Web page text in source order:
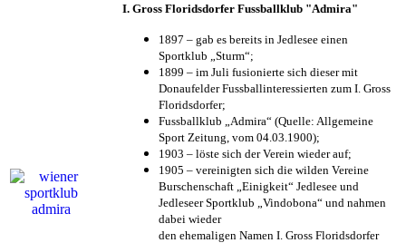
I. Gross Floridsdorfer Fussballklub "Admira"
1897 – gab es bereits in Jedlesee einen
Sportklub „Sturm“;
1899 – im Juli fusionierte sich dieser mit
Donaufelder Fussballinteressierten zum I. Gross
Floridsdorfer;
Fussballklub „Admira“ (Quelle: Allgemeine
Sport Zeitung, vom 04.03.1900);
1903 – löste sich der Verein wieder auf;
1905 – vereinigten sich die wilden Vereine
Burschenschaft „Einigkeit“ Jedlesee und
Jedleseer Sportklub „Vindobona“ und nahmen
dabei wieder
den ehemaligen Namen I. Gross Floridsdorfer